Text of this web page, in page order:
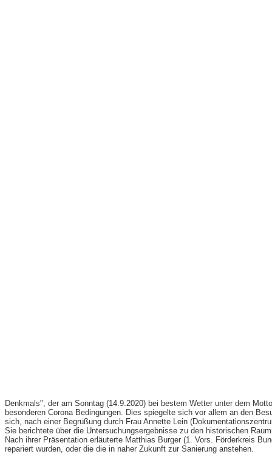
Denkmals", der am Sonntag (14.9.2020) bei bestem Wetter unter dem
besonderen Corona Bedingungen. Dies spiegelte sich vor allem an den
sich, nach einer Begrüßung durch Frau Annette Lein
Sie berichtete über die Untersuchungsergebnisse zu den historischen
Nach ihrer Präsentation erläuterte Matthias Burger (1. Vors. Förderkreis
repariert wurden, oder die die in naher Zukunft zur Sanierung anstehen.